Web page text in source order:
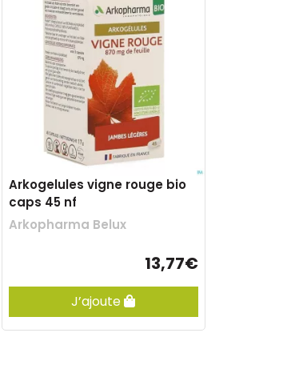
Arkogelules vigne rouge bio
caps 45 nf
Arkopharma Belux
13,77€
J’ajoute